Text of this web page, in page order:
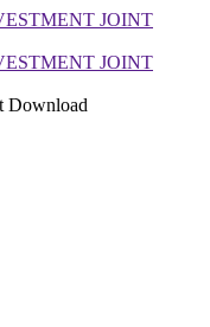
Download